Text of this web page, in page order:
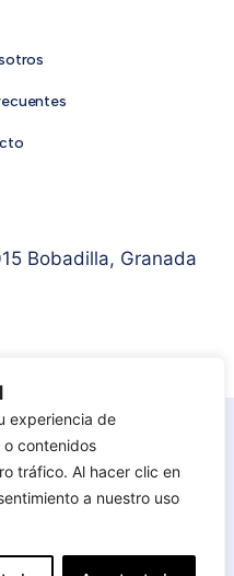
experiencia de
o contenidos
tráfico. Al hacer clic en
a nuestro uso
Bobadilla, Granada
de privacidad
Todos los derechos